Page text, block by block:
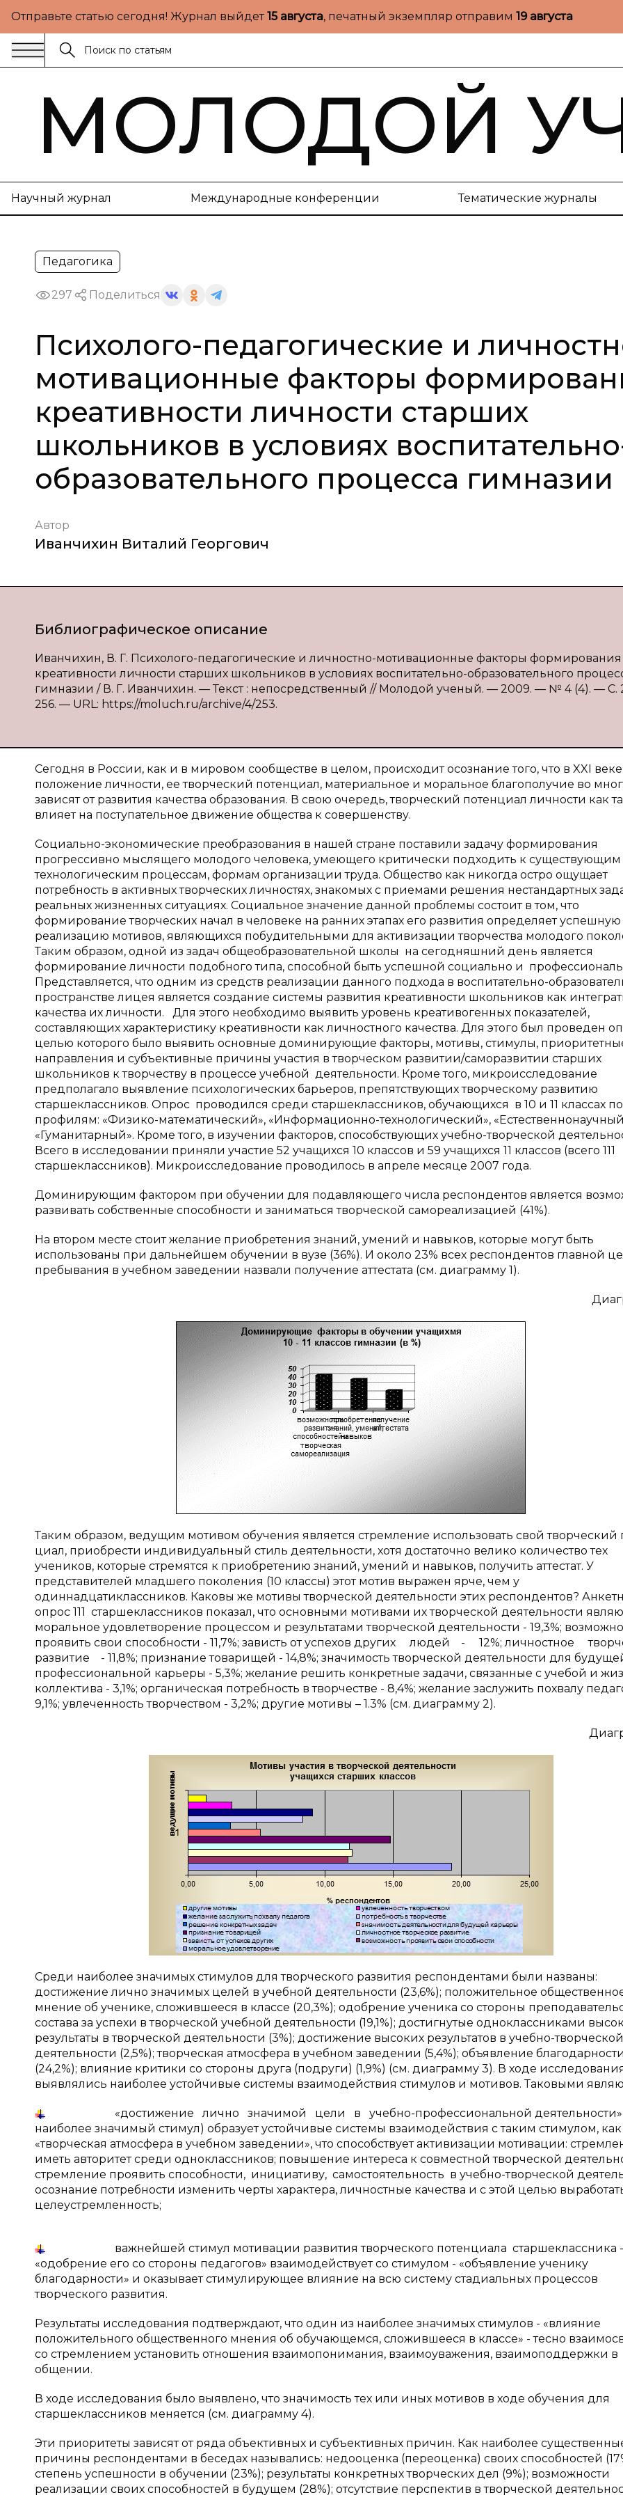
Отправьте статью сегодня! Журнал выйдет15 августа, печатный экземпляр отправим 19 августа
МОЛОДОЙ
Научный журнал Международные конференции Тематические журналы
Педагогика
297 Поделиться
Психолого-педагогические и
мотивационные факторы
креативности личности старших
школьников в условиях
образовательного процесса гимназии
Автор
Иванчихин Виталий Георгович
Библиографическое описание
Иванчихин, В. Г. Психолого-педагогические и личностно-мотивационные факторы формирования
креативности личности старших школьников в условиях воспитательно-образовательного
гимназии / В. Г. Иванчихин. — Текст : непосредственный // Молодой ученый. — 2009. — № 4 (4). — С.
256. — URL: https://moluch.ru/archive/4/253.
Сегодня в России, как и в мировом сообществе в целом, проис­ходит осознание того, что в XXI веке
положение личности, ее творче­ский потенциал, материальное и моральное благополучие во
зависят от развития качества образования. В свою очередь, творче­ский потенциал личности как
влияет на поступательное дви­жение общества к совершенству.
Социально-экономические преобразования в нашей стране по­ставили задачу формирования
прогрессивно мыслящего молодого че­ловека, умеющего критически подходить к существующим
техноло­гическим процессам, формам организации труда. Общество как никогда остро ощущает
потребность в активных творческих лично­стях, знакомых с приемами решения нестандартных
реальных жизненных ситуациях. Социальное значение данной проблемы со­стоит в том, что
формирование творческих начал в человеке на ран­них этапах его развития определяет успешную
реализацию мотивов, являющихся побудительными для активизации творчества молодого
Таким образом, одной из задач общеобразовательной школы на сегодняшний день является
формирование личности подобного типа, способной быть успешной социально и
Представляется, что одним из средств реализации данного подхода в воспитательно-
пространстве лицея является создание системы развития креативности школьников как
качества их личности. Для этого необходимо выявить уровень креативогенных показателей,
составляющих характеристику креативности как личностного качества. Для этого был проведен
це­лью которого было выявить основные доминирующие факторы, мотивы, стимулы,
направления и субъективные причины участия в творческом развитии/саморазвитии старших
школьников к творчеству в процессе учебной деятельности. Кроме того, микроисследование
предполагало выявление психологических барьеров, препятствующих творческому развитию
старшеклассников. Опрос проводился среди старшеклассников, обучающихся в 10 и 11 классах по
профилям: «Физико-математический», «Информационно-технологический»,
«Гуманитарный». Кроме того, в изучении факторов, способствующих учебно-творческой
Всего в исследовании приняли участие 52 учащихся 10 классов и 59 учащихся 11 классов (всего 111
старшеклассников). Микроисследование проводилось в апреле месяце 2007 года.
Доминирующим фактором при обучении для подавляющего числа респондентов является
развивать собственные способности и заниматься творческой самореализацией (41%).
На втором месте стоит желание приобретения знаний, умений и навыков, которые могут быть
использованы при дальнейшем обучении в вузе (36%). И около 23% всех респон­дентов главной
пребывания в учебном заведении назвали по­лучение аттестата (см. диаграмму 1).
Таким образом, ведущим мотивом обучения является стремление использовать свой творческий
циал, приобрести индивидуальный стиль деятельности, хотя достаточно велико количество тех
учеников, которые стремятся к приобретению знаний, умений и навыков, получить аттестат. У
представителей младшего поколения (10 классы) этот мотив выражен ярче, чем у
одиннадцатиклассников. Каковы же мотивы творческой деятельности этих респондентов?
опрос 111 старшеклассников показал, что основными мотива­ми их творческой деятельности
моральное удовлетворение процессом и результатами творческой деятельности - 19,3%;
проявить свои способности - 11,7%; зависть от успехов других людей - 12%; личностное
развитие - 11,8%; признание товарищей - 14,8%; значимость творческой деятельности для
профессиональной карьеры - 5,3%; желание решить конкретные задачи, связанные с учебой и
коллектива - 3,1%; органическая потребность в творчестве - 8,4%; жела­ние заслужить похвалу
9,1%; увлеченность творчеством - 3,2%; другие мотивы – 1.3% (см. диаграмму 2).
Среди наиболее значимых стимулов для творческого развития респондентами были названы:
достижение лично значимых целей в учебной деятельности (23,6%); положительное
мнение об ученике, сложившееся в классе (20,3%); одобрение ученика со стороны
состава за успехи в творческой учебной деятельности (19,1%); достигнутые одноклассниками
результаты в творческой деятельности (3%); достижение высоких результатов в учебно-творческой
деятельности (2,5%); творческая атмосфера в учебном заведении (5,4%); объявление благодарности
(24,2%); влия­ние критики со стороны друга (подруги) (1,9%) (см. диаграмму 3). В ходе
выявлялись наиболее устойчивые системы взаи­модействия стимулов и мотивов. Таковыми
«достижение лично значимой цели в учебно-профессиональной деятельности»
наиболее значимый стимул) образует устойчивые системы взаимодействия с таким стимулом, как
«творче­ская атмосфера в учебном заведении», что способствует активизации мотивации:
иметь авторитет среди одноклассников; повышение интереса к совместной творческой
стремление проявить способности, инициативу, самостоятельность в учебно-творческой
осознание потребности изменить черты характера, личностные качества и с этой целью
целе­устремленность;
важнейшей стимул мотивации развития творческого потен­циала старшеклассника -
«одобрение его со стороны педагогов» взаимодейст­вует со стимулом - «объявление ученику
благодарности» и оказыва­ет стимулирующее влияние на всю систему стадиальных процессов
творческого развития.
Результаты исследования подтверждают, что один из наиболее значимых стимулов - «влияние
положительного общественного мне­ния об обучающемся, сложившееся в классе» - тесно
со стремлением установить отношения взаимопонима­ния, взаимоуважения, взаимоподдержки в
общении.
В ходе исследования было выявлено, что значимость тех или иных мотивов в ходе обучения для
старшеклассников меняется (см. диаграм­му 4).
Эти приоритеты зависят от ряда объективных и субъек­тивных причин. Как наиболее
причины респондентами в беседах назывались: недооценка (переоценка) своих способностей
степень успешности в обучении (23%); результаты конкрет­ных творческих дел (9%); возможности
реализации своих способностей в будущем (28%); отсутствие перспектив в творческой